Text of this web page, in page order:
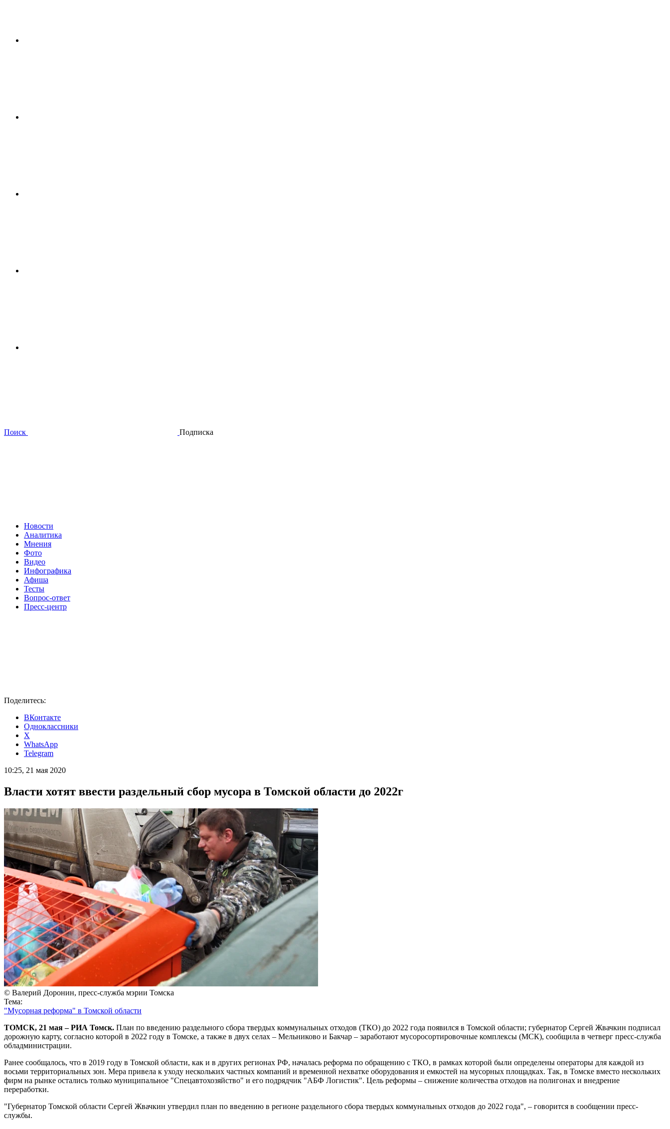
Поиск Подписка
Новости
Аналитика
Мнения
Фото
Видео
Инфографика
Афиша
Тесты
Вопрос-ответ
Пресс-центр
Поделитесь:
ВКонтакте
Одноклассники
X
WhatsApp
Telegram
10:25, 21 мая 2020
Власти хотят ввести раздельный сбор мусора в Томской области до 2022г
© Валерий Доронин, пресс-служба мэрии Томска
Тема:
"Мусорная реформа" в Томской области
ТОМСК, 21 мая – РИА Томск. План по введению раздельного сбора твердых коммунальных отходов (ТКО) до 2022 года появился в Томской области; губернатор Сергей Жвачкин подписал
дорожную карту, согласно которой в 2022 году в Томске, а также в двух селах – Мельниково и Бакчар – заработают мусоросортировочные комплексы (МСК), сообщила в четверг пресс-служба
обладминистрации.
Ранее сообщалось, что в 2019 году в Томской области, как и в других регионах РФ, началась реформа по обращению с ТКО, в рамках которой были определены операторы для каждой из
восьми территориальных зон. Мера привела к уходу нескольких частных компаний и временной нехватке оборудования и емкостей на мусорных площадках. Так, в Томске вместо нескольких
фирм на рынке остались только муниципальное "Спецавтохозяйство" и его подрядчик "АБФ Логистик". Цель реформы – снижение количества отходов на полигонах и внедрение
переработки.
"Губернатор Томской области Сергей Жвачкин утвердил план по введению в регионе раздельного сбора твердых коммунальных отходов до 2022 года", – говорится в сообщении пресс-
службы.